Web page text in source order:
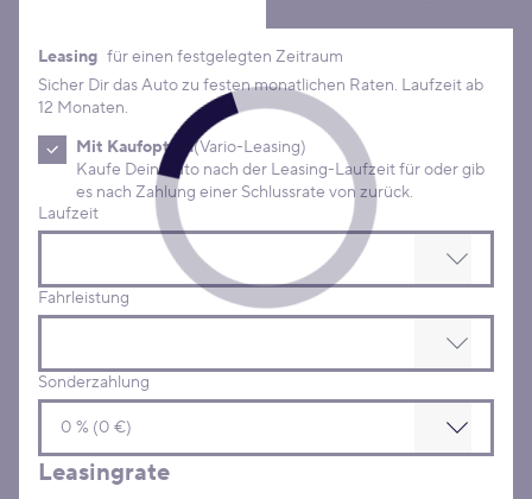
Leasing Konditionen
Leasing für einen festgelegten Zeitraum
Sicher Dir das Auto zu festen monatlichen Raten. Laufzeit ab
12 Monaten.
Mit Kaufoption(Vario-Leasing)
Kaufe Dein Auto nach der Leasing-Laufzeit für oder gib
es nach Zahlung einer Schlussrate von zurück.
Laufzeit
Fahrleistung
Sonderzahlung
Leasingrate